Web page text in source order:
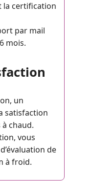
la certification
par mail
mois.
un
satisfaction
chaud.
vous
de
à froid.